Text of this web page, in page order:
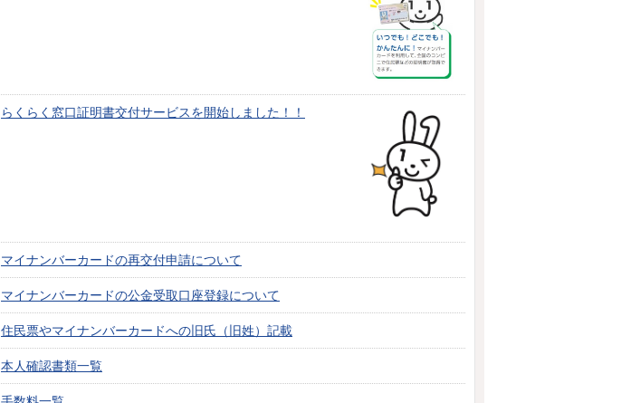
らくらく窓口証明書交付サービスを開始しました！！
マイナンバーカードの再交付申請について
マイナンバーカードの公金受取口座登録について
住民票やマイナンバーカードへの旧氏（旧姓）記載
本人確認書類一覧